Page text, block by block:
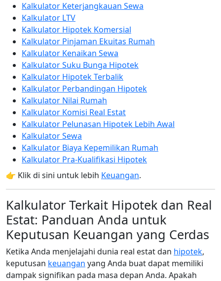
Kalkulator Keterjangkauan Sewa
Kalkulator LTV
Kalkulator Hipotek Komersial
Kalkulator Pinjaman Ekuitas Rumah
Kalkulator Kenaikan Sewa
Kalkulator Suku Bunga Hipotek
Kalkulator Hipotek Terbalik
Kalkulator Perbandingan Hipotek
Kalkulator Nilai Rumah
Kalkulator Komisi Real Estat
Kalkulator Pelunasan Hipotek Lebih Awal
Kalkulator Sewa
Kalkulator Biaya Kepemilikan Rumah
Kalkulator Pra-Kualifikasi Hipotek
👉 Klik di sini untuk lebih Keuangan.
Kalkulator Terkait Hipotek dan Real
Estat: Panduan Anda untuk
Keputusan Keuangan yang Cerdas
Ketika Anda menjelajahi dunia real estat dan hipotek,
keputusan keuangan yang Anda buat dapat memiliki
dampak signifikan pada masa depan Anda. Apakah